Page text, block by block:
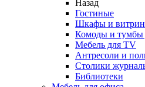
Назад
Гостиные
Шкафы и
Комоды и тумбы
Мебель для TV
Антресоли и
Столики
Библиотеки